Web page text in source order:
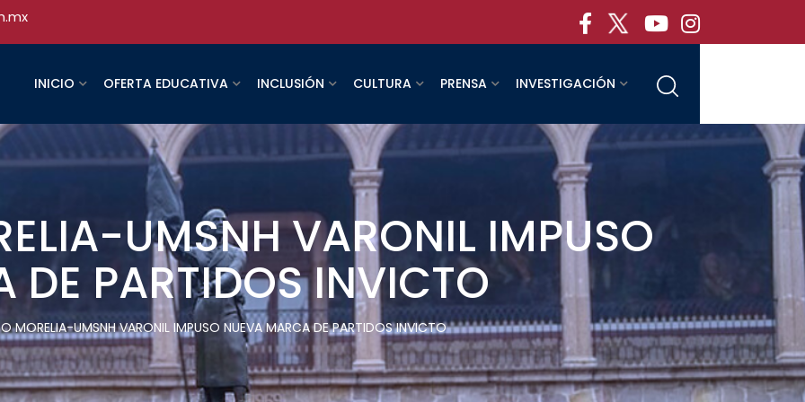
INICIO OFERTA EDUCATIVA INCLUSIÓN CULTURA PRENSA INVESTIGACIÓN
UMSNH VARONIL IMPUSO
DE PARTIDOS INVICTO
MORELIA-UMSNH VARONIL IMPUSO NUEVA MARCA DE PARTIDOS INVICTO